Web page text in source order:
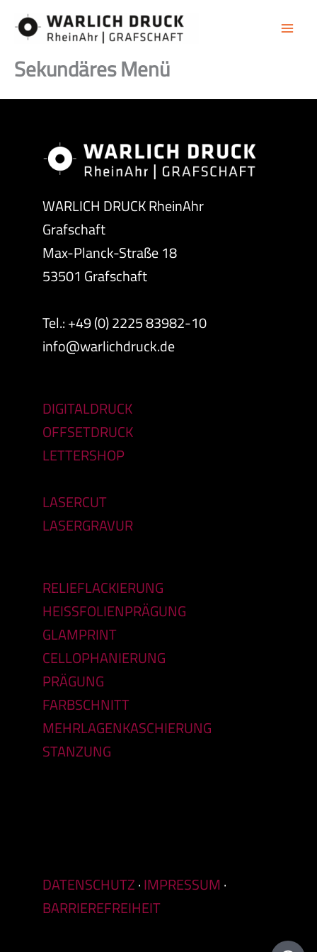
Inhalt
Inhalt
Sekundäres Menü
WARLICH DRUCK RheinAhr
Grafschaft
Max-Planck-Straße 18
53501 Grafschaft
Tel.: +49 (0) 2225 83982-10
info@warlichdruck.de
DIGITALDRUCK
OFFSETDRUCK
LETTERSHOP
LASERCUT
LASERGRAVUR
RELIEFLACKIERUNG
HEISSFOLIENPRÄGUNG
GLAMPRINT
CELLOPHANIERUNG
PRÄGUNG
FARBSCHNITT
MEHRLAGENKASCHIERUNG
STANZUNG
DATENSCHUTZ·IMPRESSUM ·
BARRIEREFREIHEIT